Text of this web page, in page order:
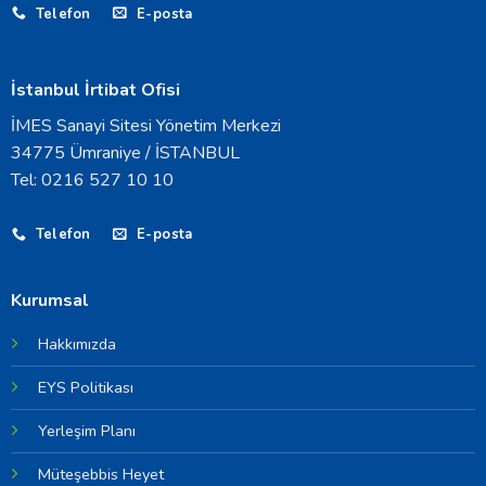
Telefon E-posta
İstanbul İrtibat Ofisi
İMES Sanayi Sitesi Yönetim Merkezi
34775 Ümraniye / İSTANBUL
Tel: 0216 527 10 10
Telefon E-posta
Kurumsal
Hakkımızda
EYS Politikası
Yerleşim Planı
Müteşebbis Heyet